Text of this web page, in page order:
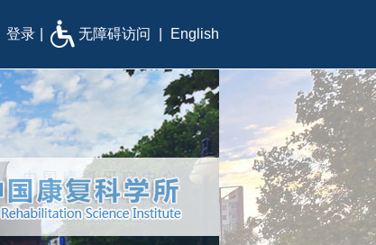
登录 无障碍访问 English